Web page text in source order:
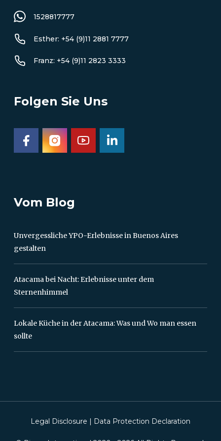
1528817777
Esther: +54 (9)11 2881 7777
Franz: +54 (9)11 2823 3333
Folgen Sie Uns
Vom Blog
Unvergessliche YPO-Erlebnisse in Buenos Aires
gestalten
Atacama bei Nacht: Erlebnisse unter dem
Sternenhimmel
Lokale Küche in der Atacama: Was und Wo man essen
sollte
Legal Disclosure Data Protection Declaration